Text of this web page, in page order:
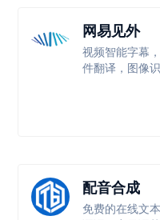
网易见外
视频智能字幕
件翻译，图像
配音合成
免费的在线文